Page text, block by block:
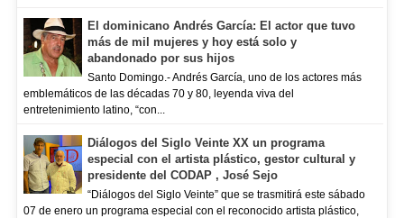
El dominicano Andrés García: El actor que tuvo
más de mil mujeres y hoy está solo y
abandonado por sus hijos
Santo Domingo.- Andrés García, uno de los actores más
emblemáticos de las décadas 70 y 80, leyenda viva del
entretenimiento latino, “con...
Diálogos del Siglo Veinte XX un programa
especial con el artista plástico, gestor cultural y
presidente del CODAP , José Sejo
“Diálogos del Siglo Veinte” que se trasmitirá este sábado
07 de enero un programa especial con el reconocido artista plástico,